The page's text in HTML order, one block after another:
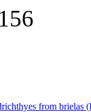
from brielas